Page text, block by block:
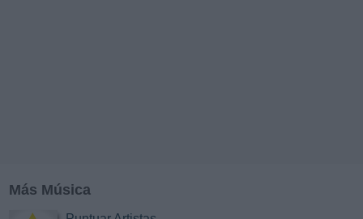
Más Música